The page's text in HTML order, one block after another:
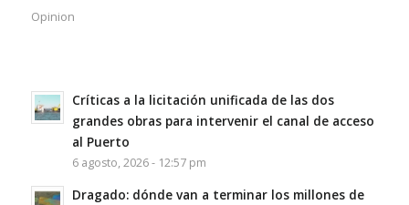
Opinion
Críticas a la licitación unificada de las dos
grandes obras para intervenir el canal de acceso
al Puerto
6 agosto, 2026 - 12:57 pm
Dragado: dónde van a terminar los millones de